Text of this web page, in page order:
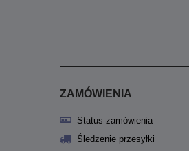
ZAMÓWIENIA
Status zamówienia
Śledzenie przesyłki